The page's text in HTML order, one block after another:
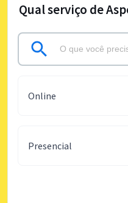
Qual serviço de
Online
Presencial